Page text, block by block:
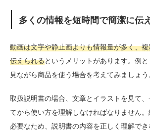
多くの情報を短時間で簡潔に伝
動画は文字や静止画よりも情報量が多く、
伝えられるというメリットがあります。例
見ながら商品を使う場合を考えてみましょう
取扱説明書の場合、文章とイラストを見て
てから使い方を理解しなければなりません
必要なため、説明書の内容を正しく理解で